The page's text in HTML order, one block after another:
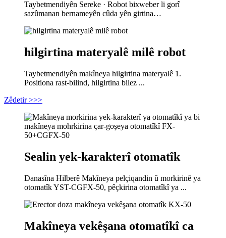
Taybetmendiyên Sereke · Robot bixweber li gorî
sazûmanan bernameyên cûda yên girtina…
hilgirtina materyalê milê robot
Taybetmendiyên makîneya hilgirtina materyalê 1.
Positiona rast-bilind, hilgirtina bilez ...
Zêdetir >>>
Sealin yek-karakterî otomatîk
Danasîna Hilberê Makîneya pelçiqandin û morkirinê ya
otomatîk YST-CGFX-50, pêçkirina otomatîkî ya ...
Makîneya vekêşana otomatîkî ca